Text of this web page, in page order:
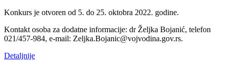
Konkurs je otvoren od 5. do 25. oktobra 2022. godine.
Kontakt osoba za dodatne informacije: dr Željka Bojanić, telefon
021/457-984, e-mail: Zeljka.Bojanic@vojvodina.gov.rs.
Detaljnije